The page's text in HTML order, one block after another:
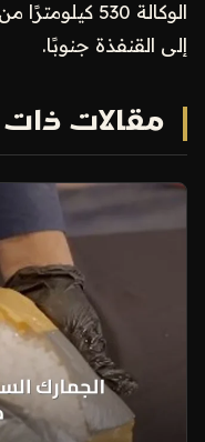
الوكالة 530
إلى القنفذة جنوبًا.
مقالات